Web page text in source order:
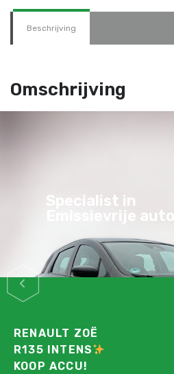
Beschrijving
Omschrijving
Stijlvol, Praktisch,
Zuinig & Veilig
PEUGEOT E-208
GT PACK
STRAKBLAUW!